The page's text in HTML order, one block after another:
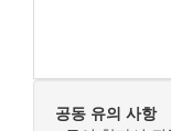
공동 유의 사항